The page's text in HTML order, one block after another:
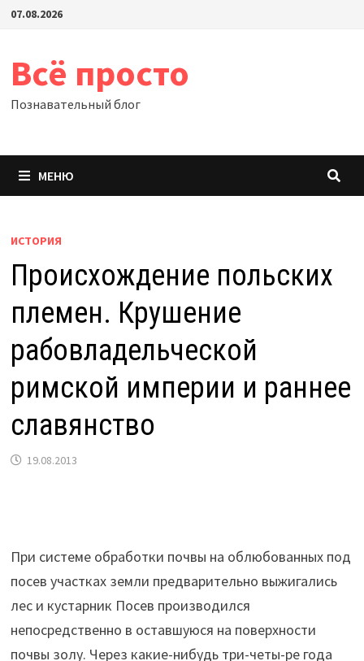
Перейти
07.08.2026
Всё просто
Познавательный блог
МЕНЮ
ИСТОРИЯ
Происхождение польских
племен. Крушение
рабовладельческой
римской империи и раннее
славянство
19.08.2013
При системе обработки почвы на облюбованных под
посев участках земли предварительно выжигались
лес и кустарник Посев производился
непосредственно в оставшуюся на поверхности
почвы золу. Через какие-нибудь три-четы-ре года